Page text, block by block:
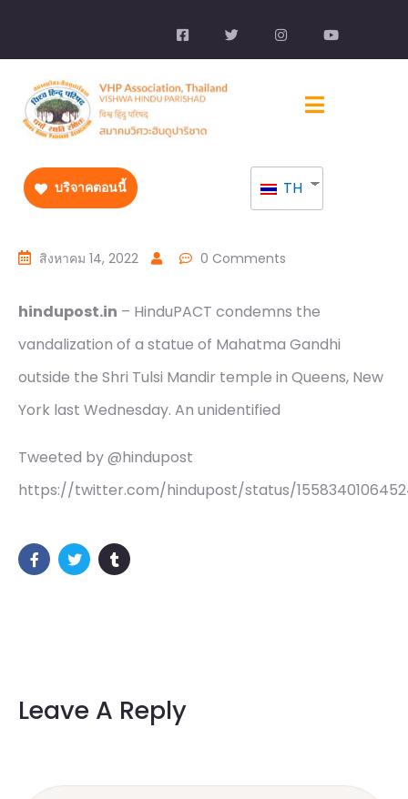
บริจาคตอนนี้ TH
สิงหาคม 14, 2022 0 Comments
hindupost.in – HinduPACT condemns the
vandalization of a statue of Mahatma Gandhi
outside the Shri Tulsi Mandir temple in Queens, New
York last Wednesday. An unidentified
Tweeted by @hindupost
https://twitter.com/hindupost/status/
Leave A Reply